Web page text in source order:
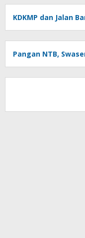
KDKMP dan Jalan
Pangan NTB,